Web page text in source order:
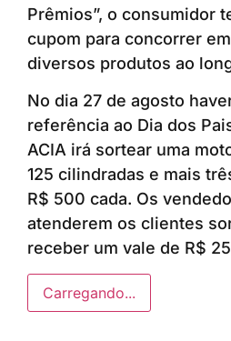
Prêmios”, o consumidor
cupom para concorrer
diversos produtos ao
No dia 27 de agosto
referência ao Dia dos
ACIA irá sortear uma
125 cilindradas e mais
R$ 500 cada. Os
atenderem os clientes
receber um vale de R$
Carregando...
Anunciar ou